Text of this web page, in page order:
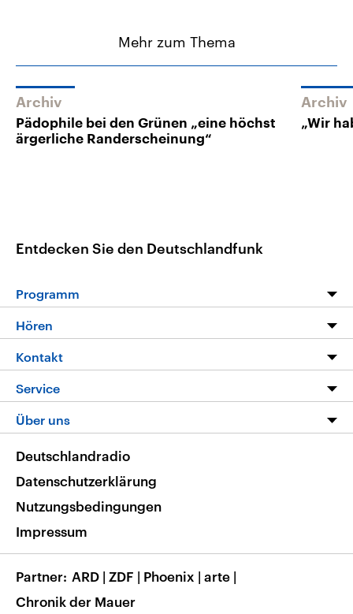
Mehr zum Thema
Archiv
Pädophile bei den Grünen „eine höchst
ärgerliche Randerscheinung“
Archiv
„Wir
Entdecken Sie den Deutschlandfunk
Programm
Programm
Die Nachrichten
Nachrichtenleicht
Neue Beiträge auf dlf.de
Hören
Livestream
Podcasts
Deutschlandfunk App
Nachrichten App
Frequenzen
Kontakt
Hörerservice
Service
FAQ
Veranstaltungen
Musikliste
RSS
Über uns
Barrierefreiheit
Deutschlandradio
Datenschutzerklärung
Nutzungsbedingungen
Impressum
Partner ARD | ZDF | Phoenix | arte |
Chronik der Mauer